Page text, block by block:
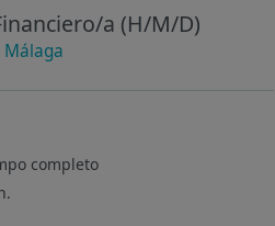
a (H/M/D)
Málaga
completo